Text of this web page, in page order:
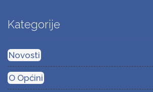
Kategorije
Novosti
O Općini